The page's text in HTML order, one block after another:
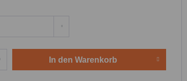
In den Warenkorb